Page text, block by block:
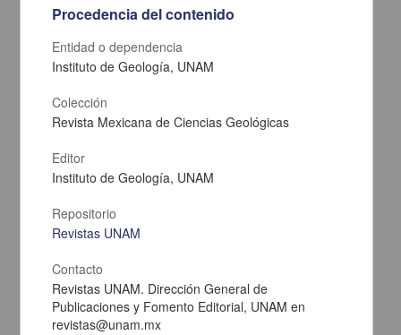
Carta de Zeferino Pérez, el general Antonio Rábago se encuentra
en la ranchería de Samalayuca
[sin fecha]
Procedencia del contenido
Entidad o dependencia
Instituto de Geología, UNAM
Colección
Revista Mexicana de Ciencias Geológicas
Editor
Instituto de Geología, UNAM
Repositorio
Revistas UNAM
Contacto
Revistas UNAM. Dirección General de
Publicaciones y Fomento Editorial, UNAM en
revistas@unam.mx